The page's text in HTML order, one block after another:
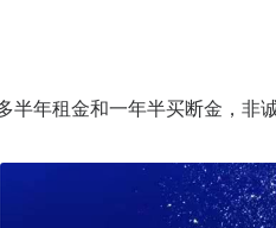
年租金和一年半买断金，非